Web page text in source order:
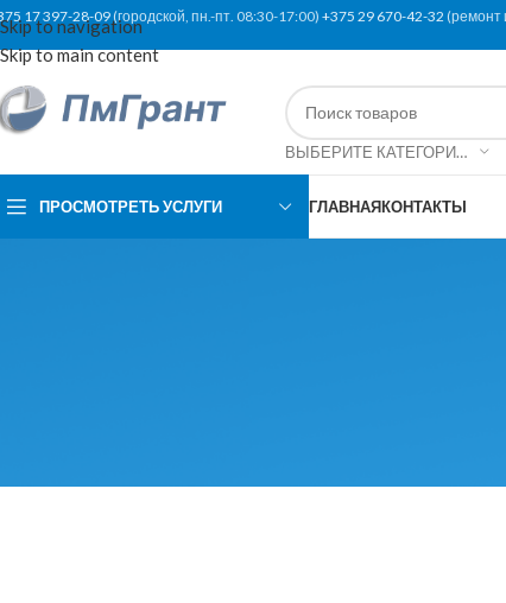
Skip to navigation
Skip to main content
17 397-28-09(городской, пн.-пт. 08:30-17:00) +375 29 670-42-32 (ремонт
ВЫБЕРИТЕ КАТЕГОРИЮ
ПРОСМОТРЕТЬ УСЛУГИ ГЛАВНАЯКОНТАКТЫ